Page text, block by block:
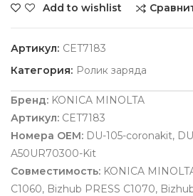
Add to wishlist
Артикул: CET7183
Категория: Ролик заряда
Бренд: KONICA MINOLTA
Артикул: CET7183
Номера OEM: DU-105-coronakit,
A50UR70300-Kit
Совместимость: KONICA
C1060, Bizhub PRESS C1070,